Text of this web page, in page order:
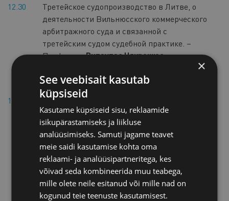
12.30
Третейское судопроизводство в Литве, о
деятельности Вильнюсского коммерческого
арбитражного суда и связанной с
третейским судом судебной практике. –
ПрофессорВитаутас Някрошюс,
арбитражного суда
13.00
Обед
II ч. конференции: Общественно-
правовые требования к третейскому
судопроизводству. Сотрудничество суда
и третейского суда в Европейском Союзе.
Исполнение решений третейского суда.
×
See veebisait kasutab
küpsiseid
Kasutame küpsiseid sisu, reklaamide
isikupärastamiseks ja liikluse
analüüsimiseks. Samuti jagame teavet
meie saidi kasutamise kohta oma
reklaami- ja analüüsipartneritega, kes
võivad seda kombineerida muu teabega,
mille olete neile esitanud või mille nad on
kogunud teie teenuste kasutamisest.